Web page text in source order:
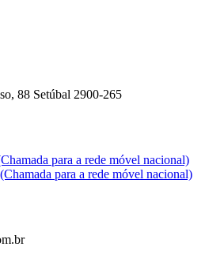
88 Setúbal 2900-265
para a rede móvel nacional)
para a rede móvel nacional)